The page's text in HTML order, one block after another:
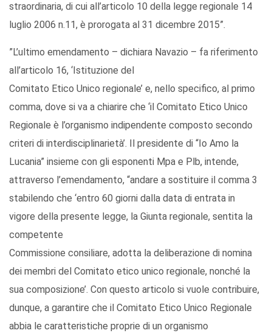
straordinaria, di cui all’articolo 10 della legge regionale 14
luglio 2006 n.11, è prorogata al 31 dicembre 2015”.
”L’ultimo emendamento – dichiara Navazio – fa riferimento
all’articolo 16, ‘Istituzione del
Comitato Etico Unico regionale’ e, nello specifico, al primo
comma, dove si va a chiarire che ‘il Comitato Etico Unico
Regionale è l’organismo indipendente composto secondo
criteri di interdisciplinarietà’. Il presidente di “Io Amo la
Lucania” insieme con gli esponenti Mpa e Plb, intende,
attraverso l’emendamento, “andare a sostituire il comma 3
stabilendo che ‘entro 60 giorni dalla data di entrata in
vigore della presente legge, la Giunta regionale, sentita la
competente
Commissione consiliare, adotta la deliberazione di nomina
dei membri del Comitato etico unico regionale, nonché la
sua composizione’. Con questo articolo si vuole contribuire,
dunque, a garantire che il Comitato Etico Unico Regionale
abbia le caratteristiche proprie di un organismo